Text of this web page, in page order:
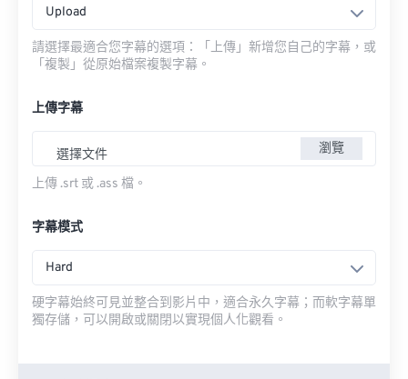
Upload
請選擇最適合您字幕的選項：「上傳」新增您自己的字幕，或
「複製」從原始檔案複製字幕。
上傳字幕
選擇文件 瀏覽
上傳 .srt 或 .ass 檔。
字幕模式
Hard
硬字幕始終可見並整合到影片中，適合永久字幕；而軟字幕單
獨存儲，可以開啟或關閉以實現個人化觀看。